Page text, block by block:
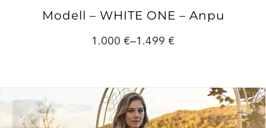
Modell – WHITE ONE – Anpu
1.000 –1.499